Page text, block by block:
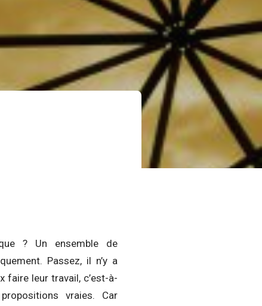
? Un ensemble de
Passez, il n’y a
faire leur travail, c’est-à-
vraies. Car